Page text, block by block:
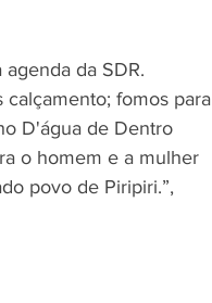
da SDR.
fomos para
D'água de Dentro
o homem e a mulher
povo de Piripiri.”,